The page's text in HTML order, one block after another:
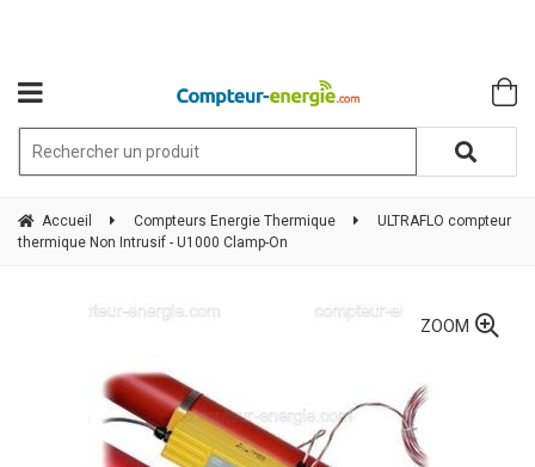
Accueil Compteurs Energie Thermique
ULTRAFLO compteur
thermique Non Intrusif - U1000 Clamp-On
ZOOM